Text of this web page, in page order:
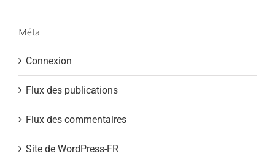
Méta
Connexion
Flux des publications
Flux des commentaires
Site de WordPress-FR